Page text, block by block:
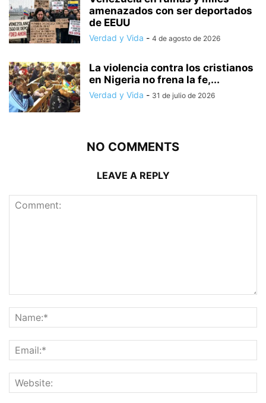
amenazados con ser deportados
de EEUU
Verdad y Vida - 4 de agosto de 2026
La violencia contra los cristianos
en Nigeria no frena la fe,...
Verdad y Vida - 31 de julio de 2026
NO COMMENTS
LEAVE A REPLY